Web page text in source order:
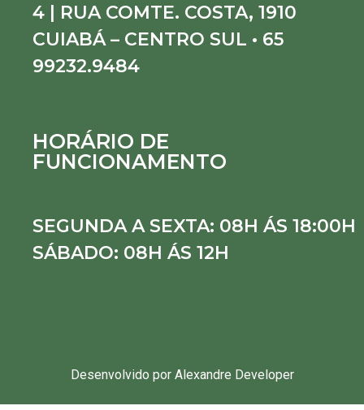
4 | RUA COMTE. COSTA, 1910
CUIABÁ – CENTRO SUL • 65
99232.9484
HORÁRIO DE
FUNCIONAMENTO
SEGUNDA A SEXTA: 08H ÁS 18:00H
SÁBADO: 08H ÁS 12H
Desenvolvido por Alexandre Developer